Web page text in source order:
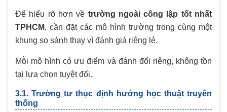
Để hiểu rõ hơn về trường ngoài công lập tốt nhất
TPHCM, cần đặt các mô hình trường trong cùng một
khung so sánh thay vì đánh giá riêng lẻ.
Mỗi mô hình có ưu điểm và đánh đổi riêng, không tồn
tại lựa chọn tuyệt đối.
3.1. Trường tư thục định hướng học thuật truyền
thống